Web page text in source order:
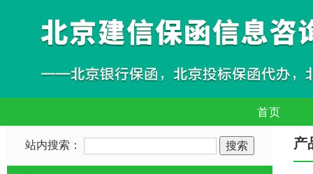
首页
站内搜索： 产